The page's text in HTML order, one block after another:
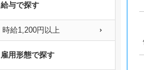
給与で探す
時給1,200円以上
雇用形態で探す